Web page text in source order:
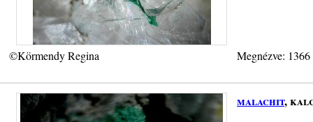
©Körmendy Regina Megnézve:
malachit,